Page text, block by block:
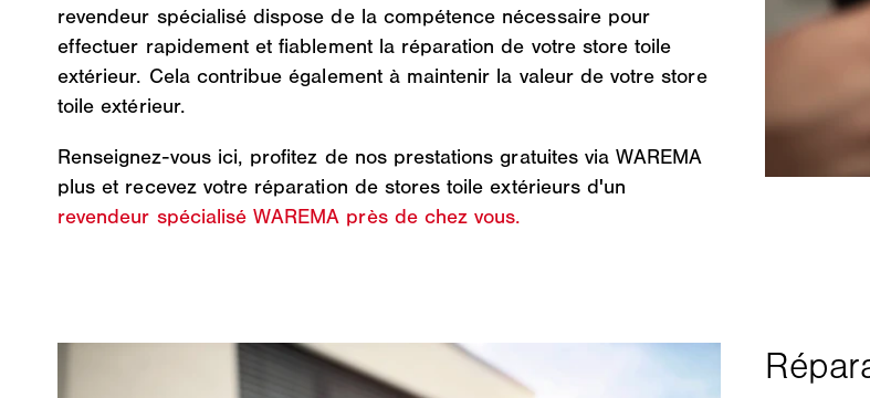
revendeur spécialisé dispose de la compétence nécessaire pour
effectuer rapidement et fiablement la réparation de votre store toile
extérieur. Cela contribue également à maintenir la valeur de votre store
toile extérieur.
Renseignez-vous ici, profitez de nos prestations gratuites via WAREMA
plus et recevez votre réparation de stores toile extérieurs d'un
revendeur spécialisé WAREMA près de chez vous.